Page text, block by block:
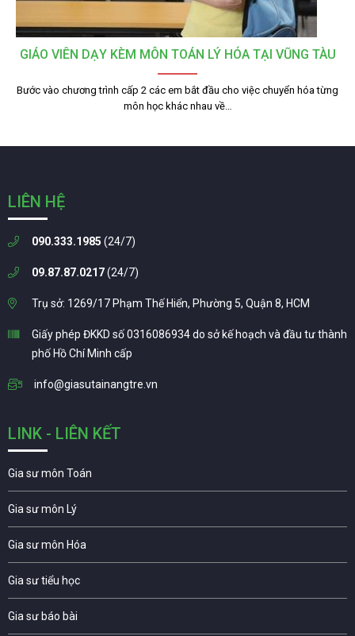
GIÁO VIÊN DẠY KÈM MÔN TOÁN LÝ HÓA TẠI VŨNG TÀU
Bước vào chương trình cấp 2 các em bắt đầu cho việc chuyển hóa từng
môn học khác nhau về…
LIÊN HỆ
090.333.1985 (24/7)
09.87.87.0217(24/7)
Trụ sở: 1269/17 Phạm Thế Hiển, Phường 5, Quận 8, HCM
Giấy phép ĐKKD số 0316086934 do sở kế hoạch và đầu tư thành
phố Hồ Chí Minh cấp
info@giasutainangtre.vn
LINK - LIÊN KẾT
Gia sư môn Toán
Gia sư môn Lý
Gia sư môn Hóa
Gia sư tiểu học
Gia sư báo bài